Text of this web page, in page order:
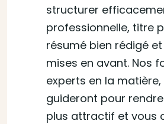
structurer
professionnelle, titre
résumé bien rédigé
mises en avant. Nos
experts en la matière,
guideront pour
plus attractif et vous